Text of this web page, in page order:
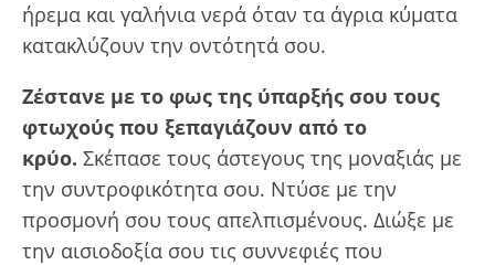
ήρεμα και γαλήνια νερά όταν τα άγρια κύματα
κατακλύζουν την οντότητά σου.
Ζέστανε με το φως της ύπαρξής σου τους
φτωχούς που ξεπαγιάζουν από το
κρύο. Σκέπασε τους άστεγους της μοναξιάς με
την συντροφικότητα σου. Ντύσε με την
προσμονή σου τους απελπισμένους. Διώξε με
την αισιοδοξία σου τις συννεφιές που